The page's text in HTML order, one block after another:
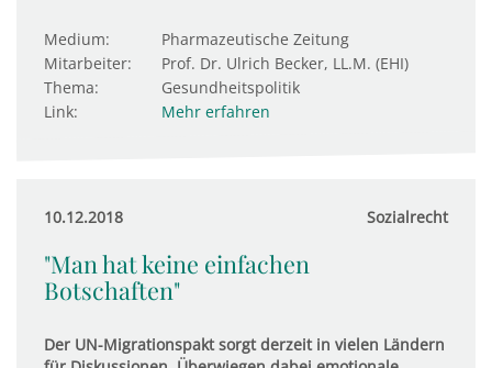
Medium:
Pharmazeutische Zeitung
Mitarbeiter:
Prof. Dr. Ulrich Becker, LL.M. (EHI)
Thema:
Gesundheitspolitik
Link:
Mehr erfahren
10.12.2018 Sozialrecht
"Man hat keine einfachen
Botschaften"
Der UN-Migrationspakt sorgt derzeit in vielen Ländern